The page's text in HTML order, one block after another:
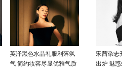
英泽黑色水晶礼服利落飒
气 简约妆容尽显优雅气质
宋茜杂志
出炉 魅